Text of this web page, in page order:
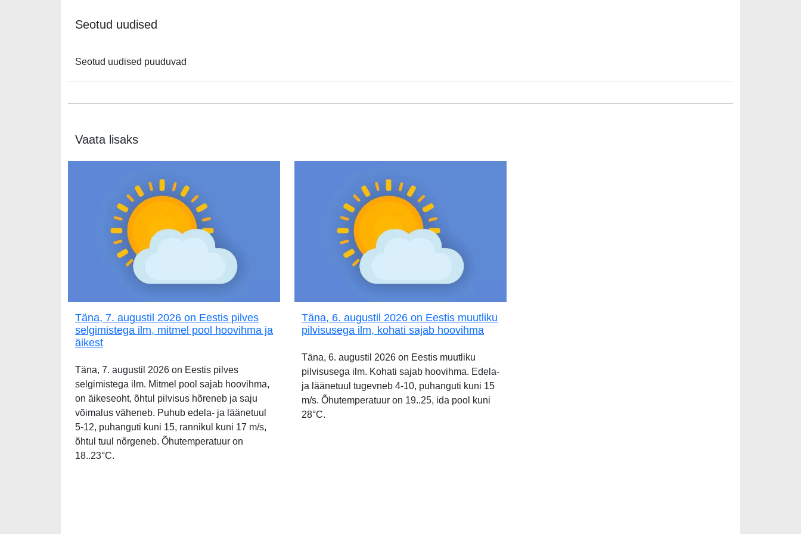
Seotud uudised
Seotud uudised puuduvad
Vaata lisaks
Täna, 7. augustil 2026 on Eestis pilves
selgimistega ilm, mitmel pool hoovihma ja
äikest
Täna, 7. augustil 2026 on Eestis pilves
selgimistega ilm. Mitmel pool sajab hoovihma,
on äikeseoht, õhtul pilvisus hõreneb ja saju
võimalus väheneb. Puhub edela- ja läänetuul
5-12, puhanguti kuni 15, rannikul kuni 17 m/s,
õhtul tuul nõrgeneb. Õhutemperatuur on
18..23°C.
Täna, 6. augustil 2026 on Eestis muutliku
pilvisusega ilm, kohati sajab hoovihma
Täna, 6. augustil 2026 on Eestis muutliku
pilvisusega ilm. Kohati sajab hoovihma. Edela-
ja läänetuul tugevneb 4-10, puhanguti kuni 15
m/s. Õhutemperatuur on 19..25, ida pool kuni
28°C.